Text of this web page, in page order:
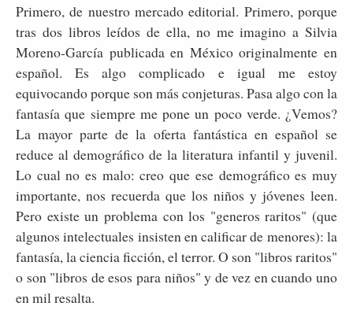
Primero, de nuestro mercado editorial. Primero, porque
tras dos libros leídos de ella, no me imagino a Silvia
Moreno-García publicada en México originalmente en
español. Es algo complicado e igual me estoy
equivocando porque son más conjeturas. Pasa algo con la
fantasía que siempre me pone un poco verde. ¿Vemos?
La mayor parte de la oferta fantástica en español se
reduce al demográfico de la literatura infantil y juvenil.
Lo cual no es malo: creo que ese demográfico es muy
importante, nos recuerda que los niños y jóvenes leen.
Pero existe un problema con los "generos raritos" (que
algunos intelectuales insisten en calificar de menores): la
fantasía, la ciencia ficción, el terror. O son "libros raritos"
o son "libros de esos para niños" y de vez en cuando uno
en mil resalta.